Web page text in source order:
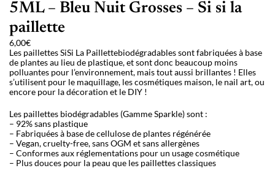
5ML – Bleu Nuit Grosses – Si si la
paillette
6,00€
Les paillettes SiSi La Paillettebiodégradables sont fabriquées à base
de plantes au lieu de plastique, et sont donc beaucoup moins
polluantes pour l’environnement, mais tout aussi brillantes ! Elles
s’utilisent pour le maquillage, les cosmétiques maison, le nail art, ou
encore pour la décoration et le DIY !
Les paillettes biodégradables (Gamme Sparkle) sont :
– 92% sans plastique
– Fabriquées à base de cellulose de plantes régénérée
– Vegan, cruelty-free, sans OGM et sans allergènes
– Conformes aux réglementations pour un usage cosmétique
– Plus douces pour la peau que les paillettes classiques